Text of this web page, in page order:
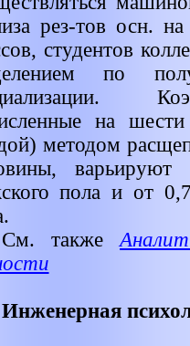
рез-тов осн.
студентов
по
на
методом
пола и от
См. также
Инженерная